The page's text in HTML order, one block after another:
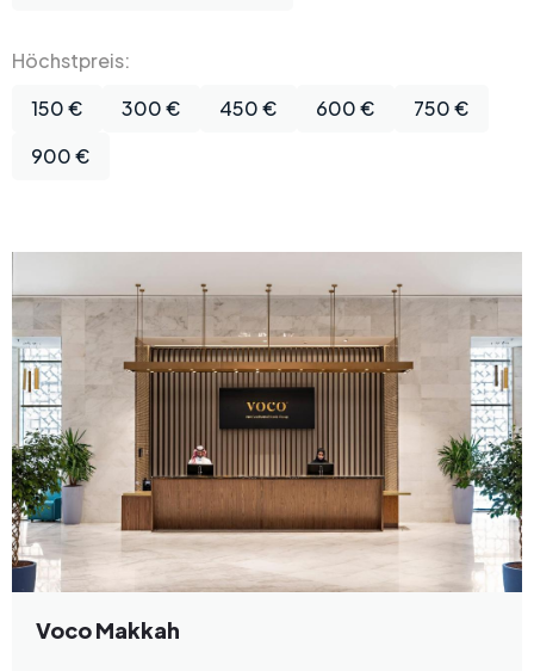
Höchstpreis:
150 €
300 € 450 € 600 €
750 €
900 €
Voco Makkah